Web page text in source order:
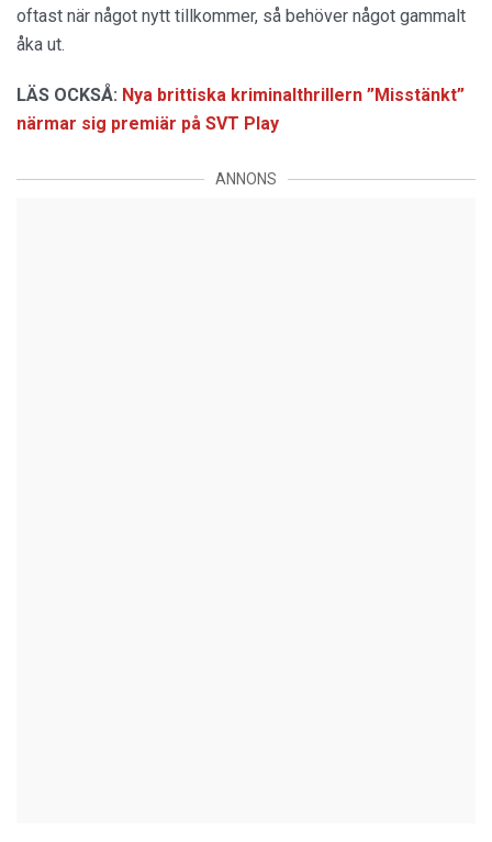
oftast när något nytt tillkommer, så behöver något gammalt
åka ut.
LÄS OCKSÅ: Nya brittiska kriminalthrillern ”Misstänkt”
närmar sig premiär på SVT Play
ANNONS